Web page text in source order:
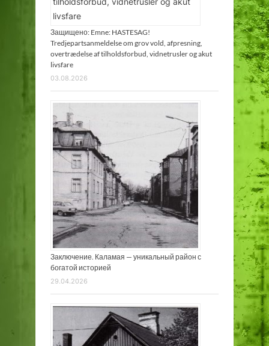
Защищено: Emne: HASTESAG!
Tredjepartsanmeldelse om grov vold, afpresning,
overtrædelse af tilholdsforbud, vidnetrusler og akut
livsfare
03.08.2026
Заключение. Каламая — уникальный район с
богатой историей
29.04.2026